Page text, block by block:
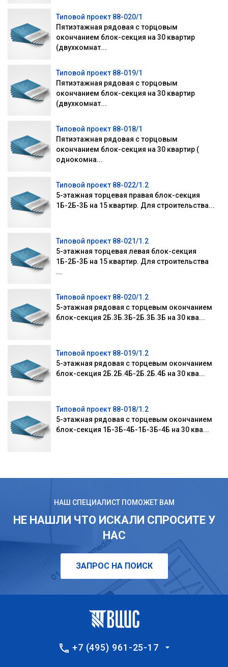
Типовой проект 88-020/1
Пятиэтажная рядовая с торцовым
окончанием блок-секция на 30 квартир
(двухкомнат...
Типовой проект 88-019/1
Пятиэтажная рядовая с торцовым
окончанием блок-секция на 30 квартир
(двухкомнат...
Типовой проект 88-018/1
Пятиэтажная рядовая с торцовым
окончанием блок-секция на 30 квартир (
однокомна...
Типовой проект 88-022/1.2
5-этажная торцевая правая блок-секция
1Б-2Б-3Б на 15 квартир. Для строительства...
Типовой проект 88-021/1.2
5-этажная торцевая левая блок-секция
1Б-2Б-3Б на 15 квартир. Для строительства
...
Типовой проект 88-020/1.2
5-этажная рядовая с торцевым окончанием
блок-секция 2Б.3Б.3Б-2Б.3Б.3Б на 30 ква...
Типовой проект 88-019/1.2
5-этажная рядовая с торцевым окончанием
блок-секция 2Б.2Б.4Б-2Б.2Б.4Б на 30 ква...
Типовой проект 88-018/1.2
5-этажная рядовая с торцевым окончанием
блок-секция 1Б-3Б-4Б-1Б-3Б-4Б на 30 ква...
НАШ СПЕЦИАЛИСТ ПОМОЖЕТ ВАМ
НЕ НАШЛИ ЧТО ИСКАЛИ СПРОСИТЕ У
НАС
ЗАПРОС НА ПОИСК
+7 (495) 961-25-17